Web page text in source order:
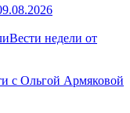
Вести недели от
с Ольгой Армяковой